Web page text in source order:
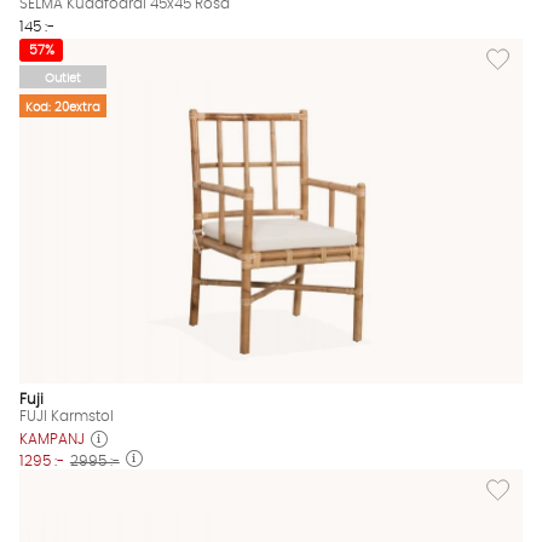
SELMA Kuddfodral 45x45 Rosa
145 :-
Outlet
Kod: 20extra
Lägg
57%
Fuji
FUJI Karmstol
KAMPANJ
1295 :- 2995 :-
Lägg